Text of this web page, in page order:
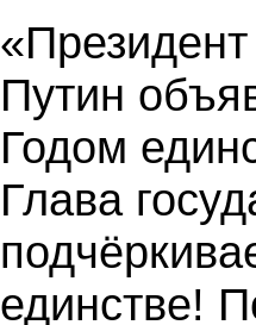
Путин
Годом
Глава
единстве!